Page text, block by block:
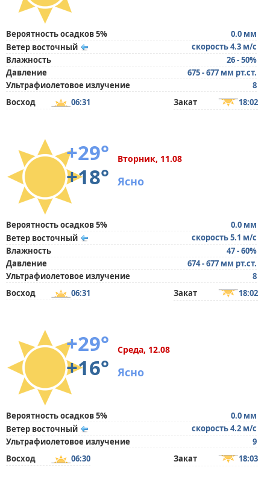
Вероятность осадков 5%
0.0 мм
Ветер восточный
скорость 4.3 м/с
Влажность
26 - 50%
Давление
675 - 677 мм рт.ст.
Ультрафиолетовое излучение
8
Восход
06:31 Закат 18:02
+29°
+18°
Вторник, 11.08
Ясно
Вероятность осадков 5%
0.0 мм
Ветер восточный
скорость 5.1 м/с
Влажность
47 - 60%
Давление
674 - 677 мм рт.ст.
Ультрафиолетовое излучение
8
Восход
06:31 Закат 18:02
+29°
+16°
Среда, 12.08
Ясно
Вероятность осадков 5%
0.0 мм
Ветер восточный
скорость 4.2 м/с
Ультрафиолетовое излучение
9
Восход
06:30 Закат 18:03